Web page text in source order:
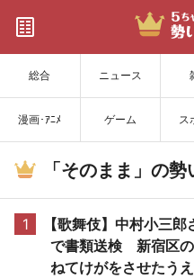
総合 ニュース
漫画･ｱﾆﾒ ゲーム ス
サ
「そのまま」の
1
【歌舞伎】中村小三
で書類送検 新宿区
ねてけがをさせたう